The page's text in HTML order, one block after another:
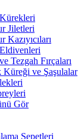
Kürekleri
Jiletleri
Kazıyıcıları
Eldivenleri
Tezgah Fırçaları
Küreği ve Şaşulalar
Gör
Sepetleri